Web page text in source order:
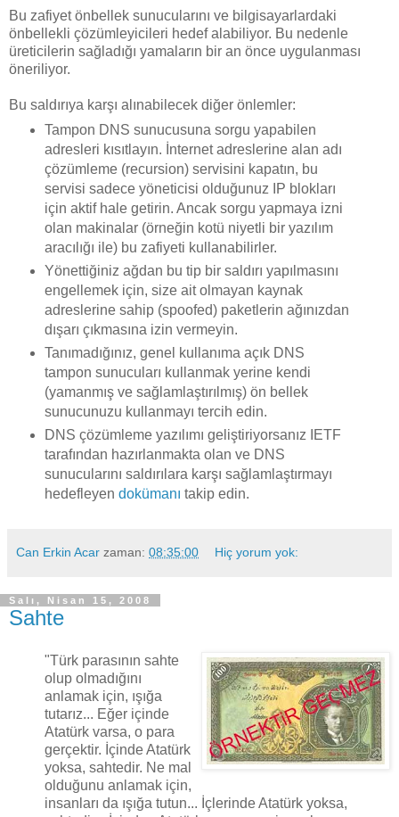
Bu zafiyet önbellek sunucularını ve bilgisayarlardaki
önbellekli çözümleyicileri hedef alabiliyor. Bu nedenle
üreticilerin sağladığı yamaların bir an önce uygulanması
öneriliyor.
Bu saldırıya karşı alınabilecek diğer önlemler:
Tampon DNS sunucusuna sorgu yapabilen
adresleri kısıtlayın. İnternet adreslerine alan adı
çözümleme (recursion) servisini kapatın, bu
servisi sadece yöneticisi olduğunuz IP blokları
için aktif hale getirin. Ancak sorgu yapmaya izni
olan makinalar (örneğin kotü niyetli bir yazılım
aracılığı ile) bu zafiyeti kullanabilirler.
Yönettiğiniz ağdan bu tip bir saldırı yapılmasını
engellemek için, size ait olmayan kaynak
adreslerine sahip (spoofed) paketlerin ağınızdan
dışarı çıkmasına izin vermeyin.
Tanımadığınız, genel kullanıma açık DNS
tampon sunucuları kullanmak yerine kendi
(yamanmış ve sağlamlaştırılmış) ön bellek
sunucunuzu kullanmayı tercih edin.
DNS çözümleme yazılımı geliştiriyorsanız IETF
tarafından hazırlanmakta olan ve DNS
sunucularını saldırılara karşı sağlamlaştırmayı
hedefleyen dokümanı takip edin.
Can Erkin Acar zaman: 08:35:00 Hiç yorum yok:
Salı, Nisan 15, 2008
Sahte
"Türk parasının sahte
olup olmadığını
anlamak için, ışığa
tutarız... Eğer içinde
Atatürk varsa, o para
gerçektir. İçinde Atatürk
yoksa, sahtedir. Ne mal
olduğunu anlamak için,
insanları da ışığa tutun... İçlerinde Atatürk yoksa,